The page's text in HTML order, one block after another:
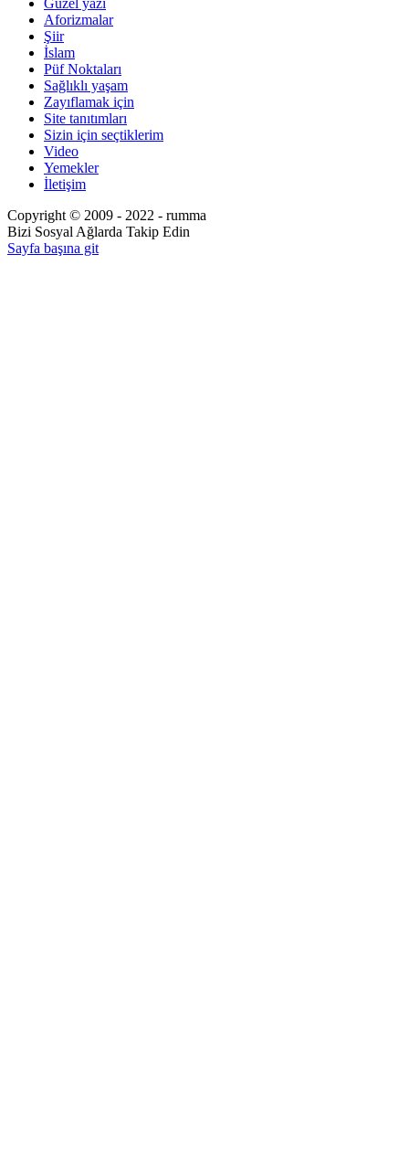
Aforizmalar
Şiir
İslam
Püf Noktaları
Sağlıklı yaşam
Zayıflamak için
Site tanıtımları
Sizin için seçtiklerim
Video
Yemekler
İletişim
Copyright © 2009 - 2022 - rumma
Bizi Sosyal Ağlarda Takip Edin
Sayfa başına git